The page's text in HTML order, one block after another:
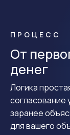
ПРОЦЕСС
От
денег
Логика
согласование
заранее
для вашего